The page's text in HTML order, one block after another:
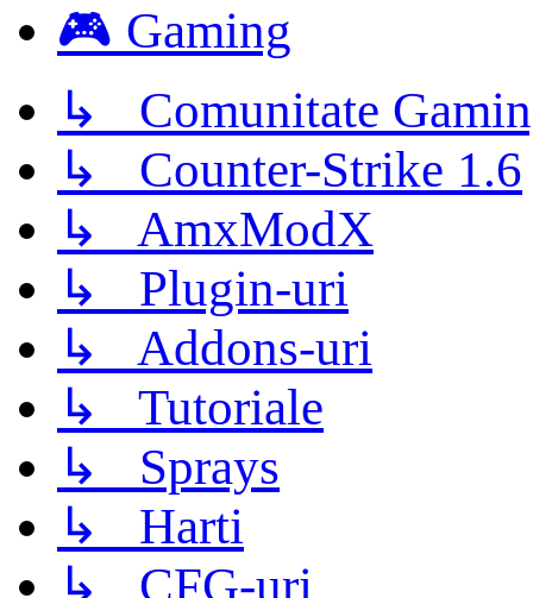
🎮 Gaming
↳ Comunitate
↳ Counter-Strike 1.6
↳ AmxModX
↳ Plugin-uri
↳ Addons-uri
↳ Tutoriale
↳ Sprays
↳ Harti
↳ CFG-uri